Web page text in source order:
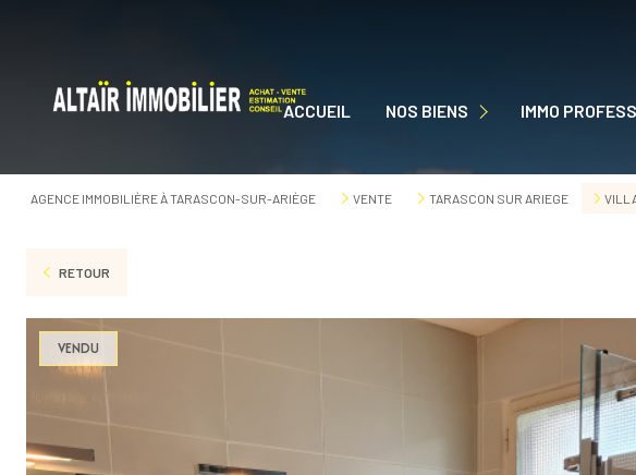
ACCUEIL NOS BIENS IMMO
AGENCE IMMOBILIÈRE À TARASCON-SUR-ARIÈGE VENTE TARASCON SUR ARIEGE
RETOUR
VENDU